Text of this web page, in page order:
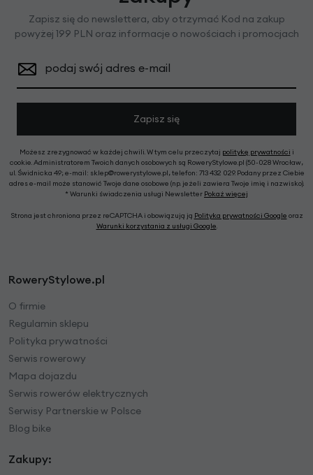
Zapisz się do newslettera, aby otrzymać Kod na zakup
powyżej 199 PLN oraz informacje o nowościach i promocjach
podaj swój adres e-mail
Zapisz się
Możesz zrezygnować w każdej chwili. W tym celu przeczytaj politykę prywatności i
cookie. Administratorem Twoich danych osobowych są RoweryStylowe.pl (50-028 Wrocław,
ul. Świdnicka 49; e-mail: sklep@rowerystylowe.pl, telefon: 713 432 029. Podany przez Ciebie
adres e-mail może stanowić Twoje dane osobowe (np. jeżeli zawiera Twoje imię i nazwisko).
* Warunki świadczenia usługi Newsletter Pokaż więcej
Strona jest chroniona przez reCAPTCHA i obowiązują ją Polityka prywatności Google oraz
Warunki korzystania z usługi Google.
RoweryStylowe.pl
O firmie
Regulamin sklepu
Polityka prywatności
Serwis rowerowy
Mapa dojazdu
Serwis rowerów elektrycznych
Serwisy Partnerskie w Polsce
Blog bike
Zakupy: